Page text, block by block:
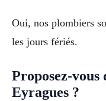
Oui, nos plombiers
les jours fériés.
Proposez-vous
Eyragues ?